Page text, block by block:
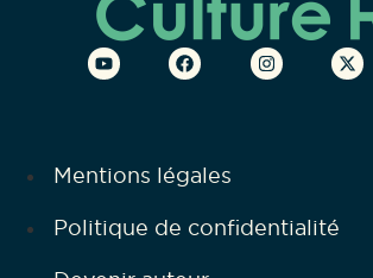
Mentions légales
Politique de confidentialité